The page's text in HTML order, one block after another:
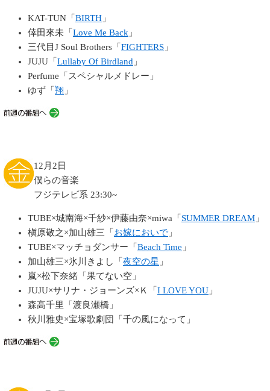
KAT-TUN「 BIRTH 」
倖田來未「 Love Me Back 」
三代目J Soul Brothers「 FIGHTERS 」
JUJU「 Lullaby Of Birdland 」
Perfume「スペシャルメドレー」
ゆず「 翔 」
12月2日
僕らの音楽
フジテレビ系 23:30~
TUBE×城南海×千紗×伊藤由奈×miwa「 SUMMER DREAM 」
槇原敬之×加山雄三「 お嫁においで 」
TUBE×マッチョダンサー「 Beach Time 」
加山雄三×氷川きよし「 夜空の星 」
嵐×松下奈緒「果てない空」
JUJU×サリナ・ジョーンズ×Ｋ「 I LOVE YOU 」
森高千里「渡良瀬橋」
秋川雅史×宝塚歌劇団「千の風になって」